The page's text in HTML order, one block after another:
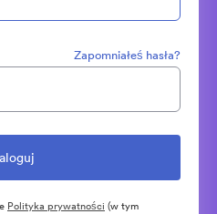
Zapomniałeś hasła?
Polityka prywatności (w tym